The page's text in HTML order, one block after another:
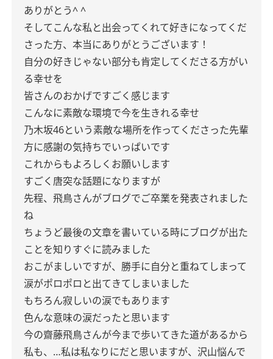
ありがとう^ ^
そしてこんな私と出会ってくれて好きになってくだ
さった方、本当にありがとうございます！
自分の好きじゃない部分も肯定してくださる方がい
る幸せを
皆さんのおかげですごく感じます
こんなに素敵な環境で今を生きれる幸せ
乃木坂46という素敵な場所を作ってくださった先輩
方に感謝の気持ちでいっぱいです
これからもよろしくお願いします
すごく唐突な話題になりますが
先程、飛鳥さんがブログでご卒業を発表されました
ね
ちょうど最後の文章を書いている時にブログが出た
ことを知りすぐに読みました
おこがましいですが、勝手に自分と重ねてしまって
涙がポロポロと出てきてしまいました
もちろん寂しいの涙でもあります
色んな意味の涙だったと思います
今の齋藤飛鳥さんが今まで歩いてきた道があるから
私も、…私は私なりにだと思いますが、沢山悩んで